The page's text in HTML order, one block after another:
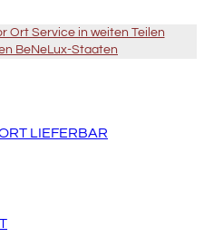
Ort Service in weiten Teilen
BeNeLux-Staaten
LIEFERBAR